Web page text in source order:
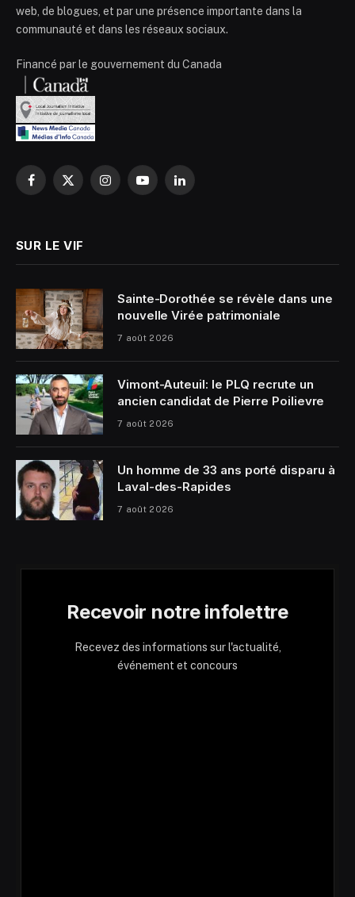
web, de blogues, et par une présence importante dans la
communauté et dans les réseaux sociaux.
Financé par le gouvernement du Canada
Facebook
X
InstagramYouTubeLinkedIn
SUR LE VIF
Sainte-Dorothée se révèle dans une
nouvelle Virée patrimoniale
7 août 2026
Vimont-Auteuil: le PLQ recrute un
ancien candidat de Pierre Poilievre
7 août 2026
Un homme de 33 ans porté disparu à
Laval-des-Rapides
7 août 2026
Recevoir notre infolettre
Recevez des informations sur l'actualité,
événement et concours